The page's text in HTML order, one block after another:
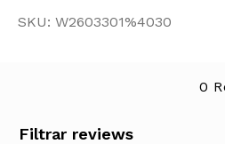
SKU: W2603301%4030
Filtrar reviews
0